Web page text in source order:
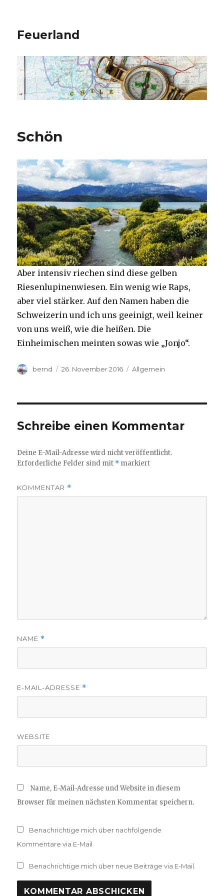
Feuerland
Schön
Aber intensiv riechen sind diese gelben
Riesenlupinenwiesen. Ein wenig wie Raps,
aber viel stärker. Auf den Namen haben die
Schweizerin und ich uns geeinigt, weil keiner
von uns weiß, wie die heißen. Die
Einheimischen meinten sowas wie „Jonjo“.
Autor
bernd
Veröffentlicht
26. November 2016 Kategorien
Allgemein
Schreibe einen Kommentar
Deine E-Mail-Adresse wird nicht veröffentlicht.
Erforderliche Felder sind mit * markiert
KOMMENTAR *
NAME *
E-MAIL-ADRESSE *
WEBSITE
Name, E-Mail-Adresse und Website in diesem
Browser für meinen nächsten Kommentar speichern.
Benachrichtige mich über nachfolgende
Kommentare via E-Mail.
Benachrichtige mich über neue Beiträge via E-Mail.